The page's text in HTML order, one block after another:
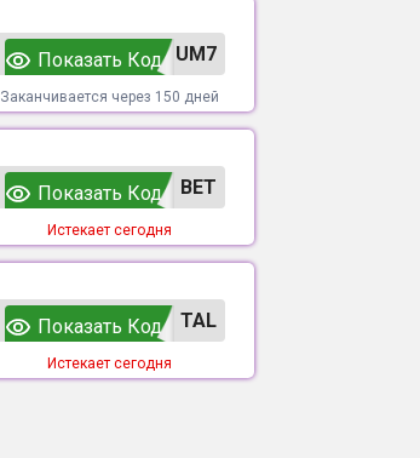
UM7
Показать Код
Заканчивается через 150 дней
ВЕТ
Показать Код
Истекает сегодня
TAL
Показать Код
Истекает сегодня